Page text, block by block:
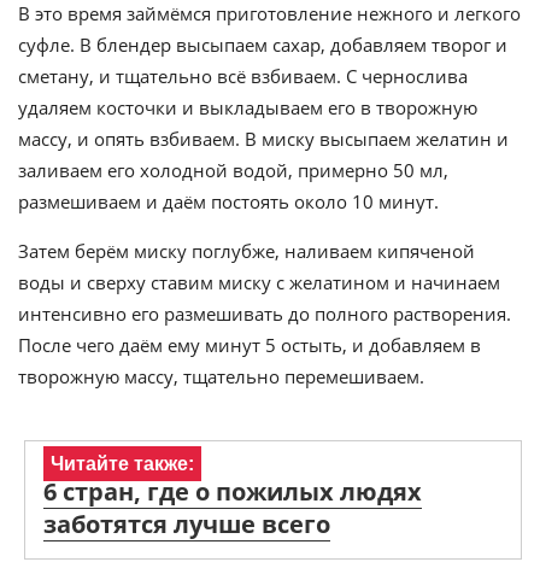
В это время займёмся приготовление нежного и легкого
суфле. В блендер высыпаем сахар, добавляем творог и
сметану, и тщательно всё взбиваем. С чернослива
удаляем косточки и выкладываем его в творожную
массу, и опять взбиваем. В миску высыпаем желатин и
заливаем его холодной водой, примерно 50 мл,
размешиваем и даём постоять около 10 минут.
Затем берём миску поглубже, наливаем кипяченой
воды и сверху ставим миску с желатином и начинаем
интенсивно его размешивать до полного растворения.
После чего даём ему минут 5 остыть, и добавляем в
творожную массу, тщательно перемешиваем.
Читайте также:
6 стран, где о пожилых людях
заботятся лучше всего